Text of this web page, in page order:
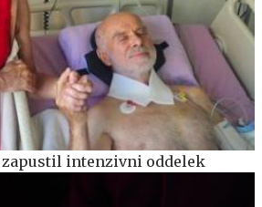
intenzivni oddelek